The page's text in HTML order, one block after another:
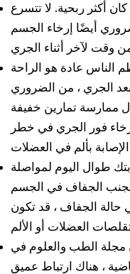
أكثر ربحية. لا تتسرع
أيضًا إرخاء الجسم
الناس عادة هو الراحة
الجري ، من الضروري
ممارسة تمارين خفيفة
فور الجري في خطر
طوال اليوم لمواصلة
تجنب الجفاف في الجسم
حالة الجفاف ، قد تكون
الطب والعلوم في
، هناك ارتباط عميق